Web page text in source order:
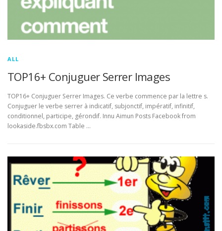
ALL
TOP16+ Conjuguer Serrer Images
TOP16+ Conjuguer Serrer Images. Ce verbe commence par la lettre s.
Conjuguer le verbe serrer à indicatif, subjonctif, impératif, infinitif,
conditionnel, participe, gérondif. Innu Aimun Posts Facebook from
lookaside.fbsbx.com Table …